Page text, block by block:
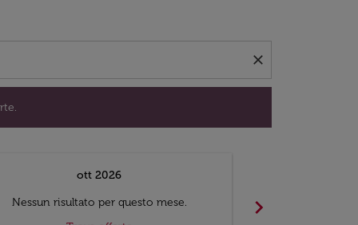
close
ott 2026
Nessun risultato per questo mese.
chevron_right